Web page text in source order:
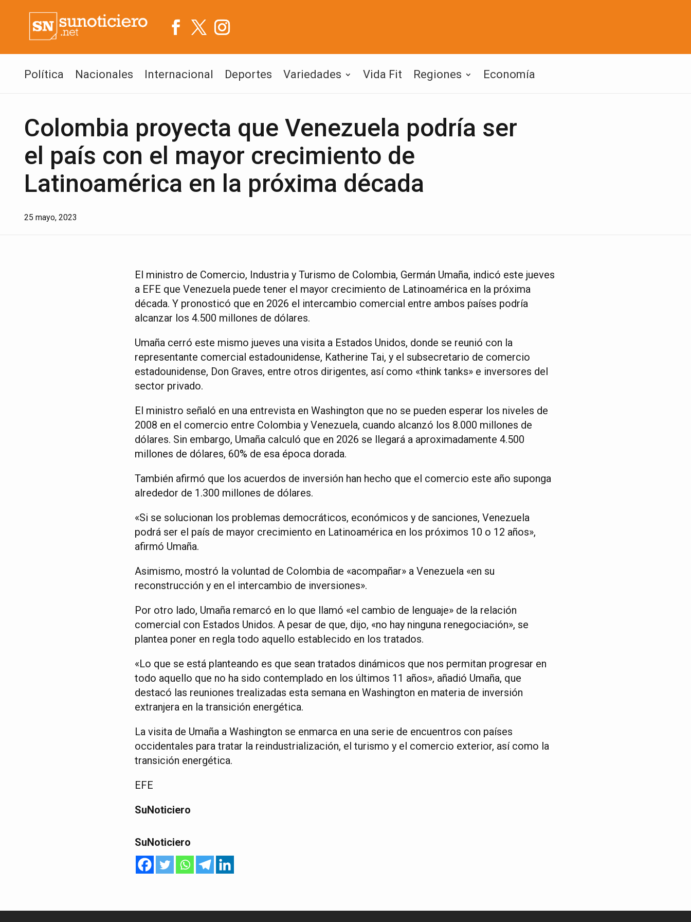
Política Nacionales Internacional Deportes Variedades Vida Fit Regiones Economía
Colombia proyecta que Venezuela podría ser
el país con el mayor crecimiento de
Latinoamérica en la próxima década
25 mayo, 2023
El ministro de Comercio, Industria y Turismo de Colombia, Germán Umaña, indicó este jueves
a EFE que Venezuela puede tener el mayor crecimiento de Latinoamérica en la próxima
década. Y pronosticó que en 2026 el intercambio comercial entre ambos países podría
alcanzar los 4.500 millones de dólares.
Umaña cerró este mismo jueves una visita a Estados Unidos, donde se reunió con la
representante comercial estadounidense, Katherine Tai, y el subsecretario de comercio
estadounidense, Don Graves, entre otros dirigentes, así como «think tanks» e inversores del
sector privado.
El ministro señaló en una entrevista en Washington que no se pueden esperar los niveles de
2008 en el comercio entre Colombia y Venezuela, cuando alcanzó los 8.000 millones de
dólares. Sin embargo, Umaña calculó que en 2026 se llegará a aproximadamente 4.500
millones de dólares, 60% de esa época dorada.
También afirmó que los acuerdos de inversión han hecho que el comercio este año suponga
alrededor de 1.300 millones de dólares.
«Si se solucionan los problemas democráticos, económicos y de sanciones, Venezuela
podrá ser el país de mayor crecimiento en Latinoamérica en los próximos 10 o 12 años»,
afirmó Umaña.
Asimismo, mostró la voluntad de Colombia de «acompañar» a Venezuela «en su
reconstrucción y en el intercambio de inversiones».
Por otro lado, Umaña remarcó en lo que llamó «el cambio de lenguaje» de la relación
comercial con Estados Unidos. A pesar de que, dijo, «no hay ninguna renegociación», se
plantea poner en regla todo aquello establecido en los tratados.
«Lo que se está planteando es que sean tratados dinámicos que nos permitan progresar en
todo aquello que no ha sido contemplado en los últimos 11 años», añadió Umaña, que
destacó las reuniones trealizadas esta semana en Washington en materia de inversión
extranjera en la transición energética.
La visita de Umaña a Washington se enmarca en una serie de encuentros con países
occidentales para tratar la reindustrialización, el turismo y el comercio exterior, así como la
transición energética.
EFE
SuNoticiero
SuNoticiero